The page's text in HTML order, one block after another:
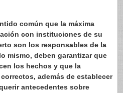
común que la máxima
con instituciones de su
son los responsables de la
mismo, deben garantizar que
los hechos y que la
además de establecer
antecedentes sobre